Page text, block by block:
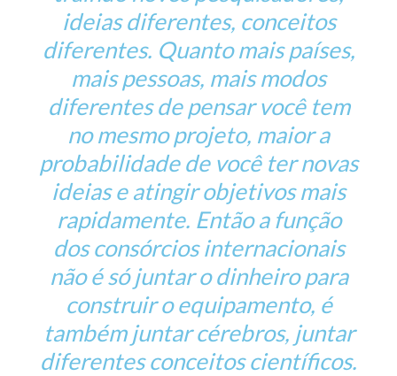
ideias diferentes, conceitos
diferentes. Quanto mais países,
mais pessoas, mais modos
diferentes de pensar você tem
no mesmo projeto, maior a
probabilidade de você ter novas
ideias e atingir objetivos mais
rapidamente. Então a função
dos consórcios internacionais
não é só juntar o dinheiro para
construir o equipamento, é
também juntar cérebros, juntar
diferentes conceitos científicos.